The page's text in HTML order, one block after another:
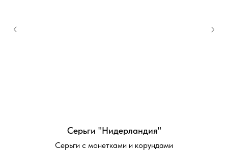
Серьги "Нидерландия"
Серьги с монетками и корундами